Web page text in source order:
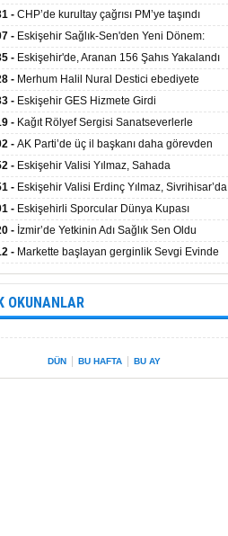
törenle hizmete girdi
- CHP’de kurultay çağrısı PM’ye taşındı
- Eskişehir Sağlık-Sen'den Yeni Dönem:
Teslim Alındı
- Eskişehir'de, Aranan 156 Şahıs Yakalandı
- Merhum Halil Nural Destici ebediyete
- Eskişehir GES Hizmete Girdi
- Kağıt Rölyef Sergisi Sanatseverlerle
- AK Parti’de üç il başkanı daha görevden
- Eskişehir Valisi Yılmaz, Sahada
Bulundu
- Eskişehir Valisi Erdinç Yılmaz, Sivrihisar’da
- Eskişehirli Sporcular Dünya Kupası
Vali Yılmaz’la Paylaştı
- İzmir’de Yetkinin Adı Sağlık Sen Oldu
- Markette başlayan gerginlik Sevgi Evinde
OKUNANLAR
DÜN BU HAFTA BU AY